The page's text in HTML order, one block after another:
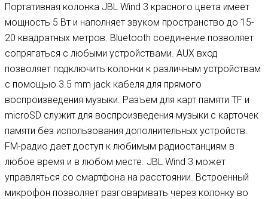
Портативная колонка JBL Wind 3 красного цвета имеет
мощность 5 Вт и наполняет звуком пространство до 15-
20 квадратных метров. Bluetooth соединение позволяет
сопрягаться с любыми устройствами. AUX вход
позволяет подключить колонки к различным устройствам
с помощью 3.5 mm jack кабеля для прямого
воспроизведения музыки. Разъем для карт памяти TF и
microSD служит для воспроизведения музыки с карточек
памяти без использования дополнительных устройств.
FM-радио дает доступ к любимым радиостанциям в
любое время и в любом месте. JBL Wind 3 может
управляться со смартфона на расстоянии. Встроенный
микрофон позволяет разговаривать через колонку во